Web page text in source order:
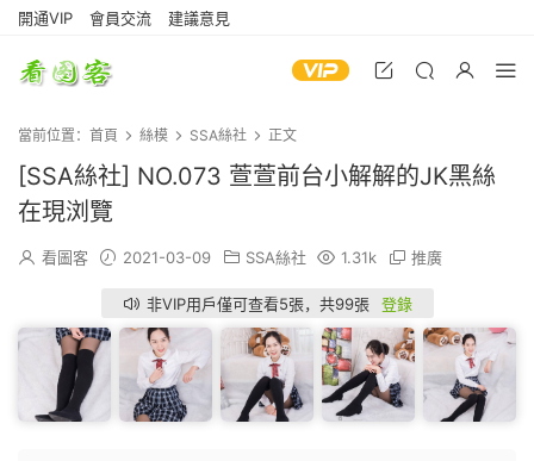
開通VIP 會員交流 建議意見
當前位置： 首頁 絲模 SSA絲社 正文
[SSA絲社] NO.073 萱萱前台小解解的JK黑絲
在現浏覽
看圖客 2021-03-09 SSA絲社 1.31k 推廣
非VIP用戶僅可查看5張，共99張 登錄